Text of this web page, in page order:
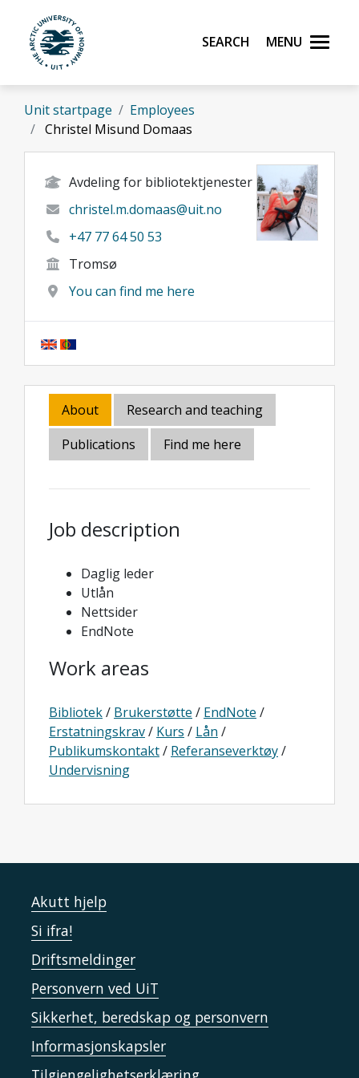
Skip to main content
UiT The Arctic University of Norway
Search Menu
Unit startpage
Employees
Christel Misund Domaas
Avdeling for bibliotektjenester
christel.m.domaas@uit.no
+47 77 64 50 53
Tromsø
You can find me here
About
Research and teaching
Publications
Find me here
Job description
Daglig leder
Utlån
Nettsider
EndNote
Work areas
Bibliotek/ Brukerstøtte / EndNote /
Erstatningskrav/ Kurs / Lån /
Publikumskontakt/ Referanseverktøy/
Undervisning
Akutt hjelp
Si ifra!
Driftsmeldinger
Personvern ved UiT
Sikkerhet, beredskap og personvern
Informasjonskapsler